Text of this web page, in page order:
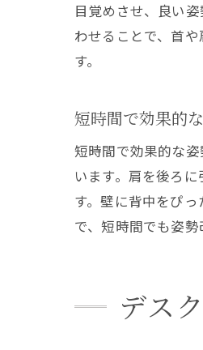
目覚めさせ、良い
わせることで、首
す。
短時間で効果的
短時間で効果的な
います。肩を後ろ
す。壁に背中をぴ
で、短時間でも姿勢
デス